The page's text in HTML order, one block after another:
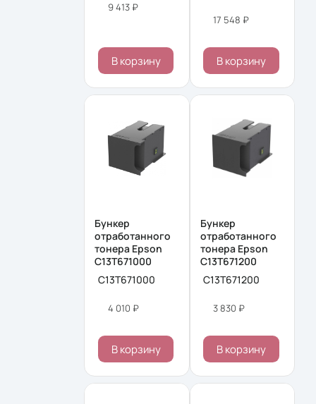
9 413 ₽
В корзину
17 548 ₽
В корзину
Бункер
отработанного
тонера Epson
C13T671000
C13T671000
4 010 ₽
В корзину
Бункер
отработанного
тонера Epson
C13T671200
C13T671200
3 830 ₽
В корзину